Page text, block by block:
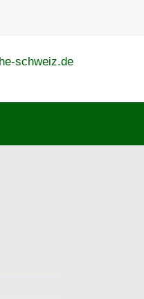
schweiz.de